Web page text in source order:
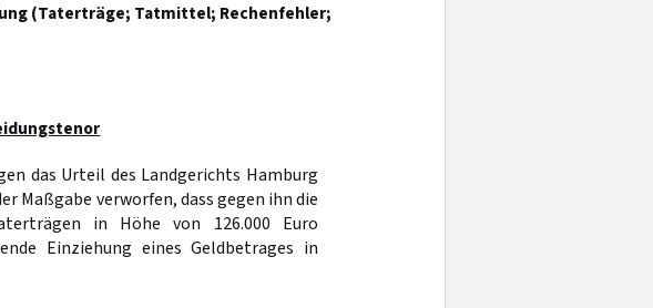
(Taterträge; Tatmittel; Rechenfehler;
das Urteil des Landgerichts Hamburg
Maßgabe verworfen, dass gegen ihn die
in Höhe von 126.000 Euro
Einziehung eines Geldbetrages in